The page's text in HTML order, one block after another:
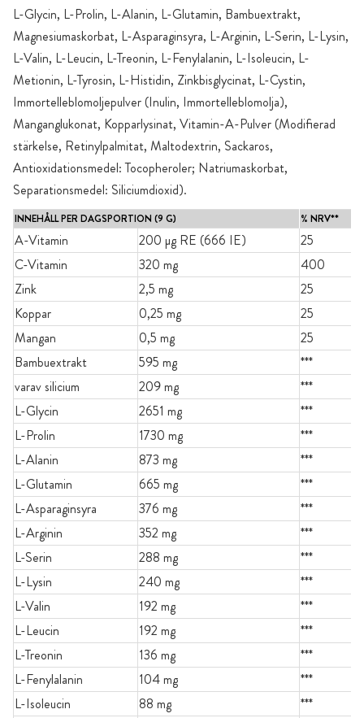
L-Glycin, L-Prolin, L-Alanin, L-Glutamin, Bambuextrakt,
Magnesiumaskorbat, L-Asparaginsyra, L-Arginin, L-Serin, L-Lysin,
L-Valin, L-Leucin, L-Treonin, L-Fenylalanin, L-Isoleucin, L-
Metionin, L-Tyrosin, L-Histidin, Zinkbisglycinat, L-Cystin,
Immortelleblomoljepulver (Inulin, Immortelleblomolja),
Manganglukonat, Kopparlysinat, Vitamin-A-Pulver (Modifierad
stärkelse, Retinylpalmitat, Maltodextrin, Sackaros,
Antioxidationsmedel: Tocopheroler; Natriumaskorbat,
Separationsmedel: Siliciumdioxid).
INNEHÅLL PER DAGSPORTION (9 G) % NRV**
A-Vitamin 200 µg RE (666 IE)
25
C-Vitamin
320 mg
400
Zink
2,5 mg
25
Koppar
0,25 mg
25
Mangan
0,5 mg
25
Bambuextrakt
595 mg
***
varav silicium
209 mg
***
L-Glycin
2651 mg
***
L-Prolin
1730 mg
***
L-Alanin
873 mg
***
L-Glutamin
665 mg
***
L-Asparaginsyra
376 mg
***
L-Arginin
352 mg
***
L-Serin
288 mg
***
L-Lysin
240 mg
***
L-Valin
192 mg
***
L-Leucin
192 mg
***
L-Treonin
136 mg
***
L-Fenylalanin
104 mg
***
L-Isoleucin
88 mg
***